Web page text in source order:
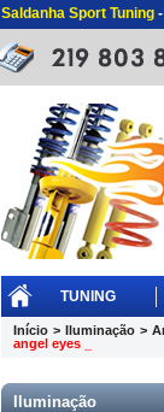
Saldanha Sport Tuning
TUNING
Início > Iluminação >
angel eyes _
Iluminação